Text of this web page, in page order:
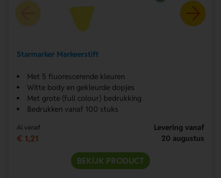
Starmarker Markeerstift
Met 5 fluorescerende kleuren
Witte body en gekleurde dopjes
Met grote (full colour) bedrukking
Bedrukken vanaf 100 stuks
Al vanaf
€ 1,21
Levering vanaf
20 augustus
BEKIJK PRODUCT